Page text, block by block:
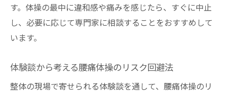
す。体操の最中に違和感や痛みを感じたら、すぐに中止
し、必要に応じて専門家に相談することをおすすめして
います。
体験談から考える腰痛体操のリスク回避法
整体の現場で寄せられる体験談を通して、腰痛体操のリ